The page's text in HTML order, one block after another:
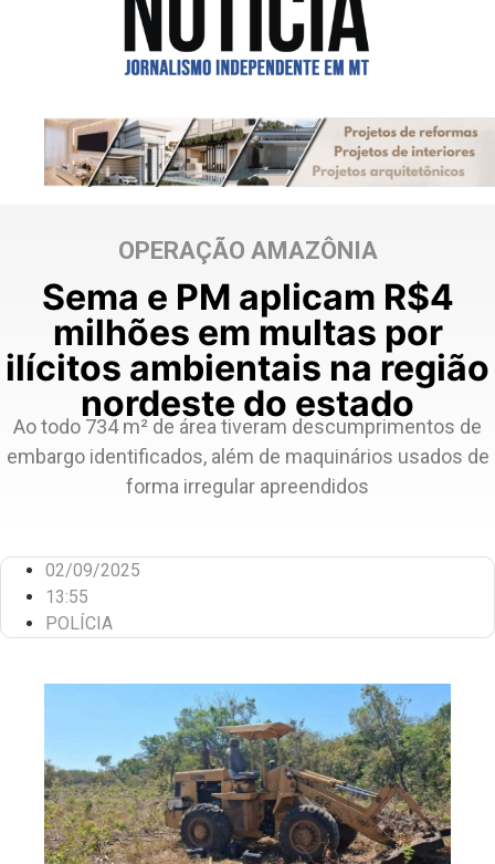
OPERAÇÃO AMAZÔNIA
Sema e PM aplicam R$4
milhões em multas por
ilícitos ambientais na região
nordeste do estado
Ao todo 734 m² de área tiveram descumprimentos de
embargo identificados, além de maquinários usados de
forma irregular apreendidos
02/09/2025
13:55
POLÍCIA